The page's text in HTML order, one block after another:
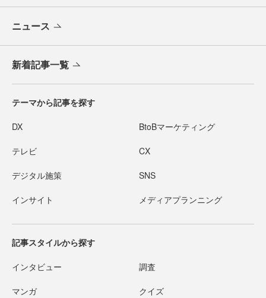
ニュース
新着記事一覧
テーマから記事を探す
DX BtoBマーケティング
テレビ CX
デジタル施策 SNS
インサイト メディアプランニング
記事スタイルから探す
インタビュー 調査
マンガ クイズ